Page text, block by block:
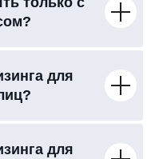
для
для